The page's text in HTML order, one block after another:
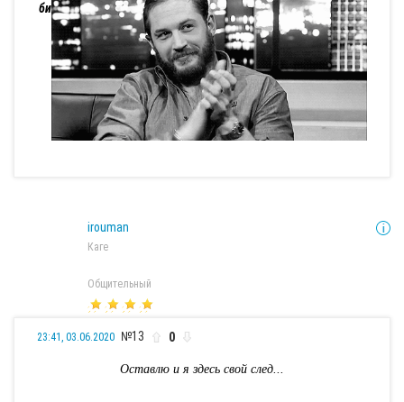
би
irouman
Каге
Общительный
23:41, 03.06.2020 №13 0
Оставлю и я здесь свой след...